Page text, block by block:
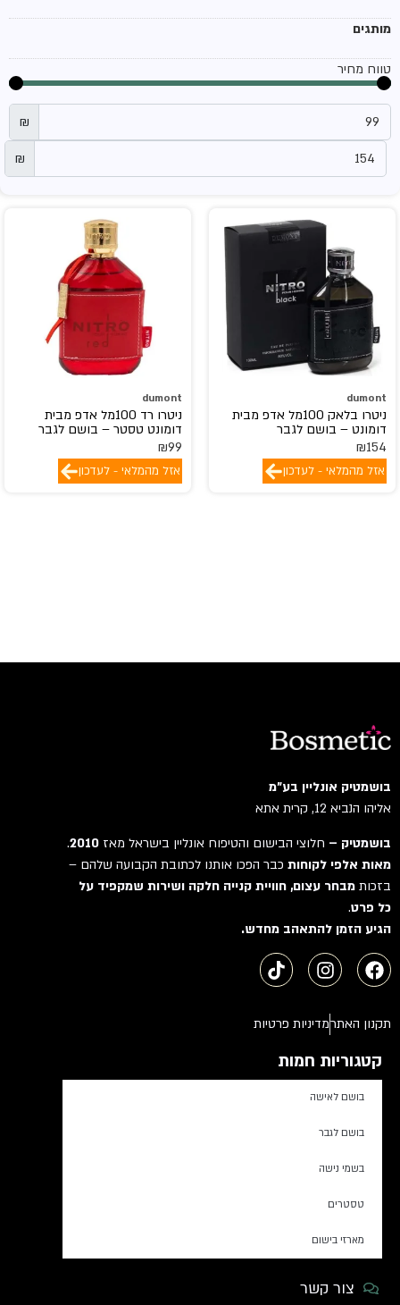
מותגים
טווח מחיר
₪
₪
dumont
ניטרו בלאק 100מל אדפ מבית
דומונט – בושם לגבר
₪154
אזל מהמלאי - לעדכון
dumont
ניטרו רד 100מל אדפ מבית
דומונט טסטר – בושם לגבר
₪99
אזל מהמלאי - לעדכון
בושמטיק אונליין בע"מ
אליהו הנביא 12, קרית אתא
בושמטיק –חלוצי הבישום והטיפוח אונליין בישראל מאז2010
.
מאות אלפי לקוחותכבר הפכו אותנו לכתובת הקבועה שלהם –
בזכותמבחר עצום, חוויית קנייה חלקה ושירות שמקפיד על
כל פרט.
הגיע הזמן להתאהב מחדש.
תקנון האתרמדיניות פרטיות
קטגוריות חמות
בושם לאישה
בושם לגבר
בשמי נישה
טסטרים
מארזי בישום
צור קשר